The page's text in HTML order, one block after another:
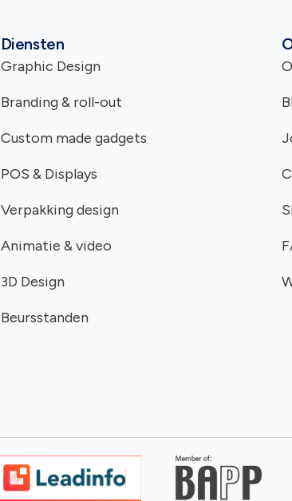
Diensten
Graphic Design
Branding & roll-out
Custom made gadgets
POS & Displays
Verpakking design
Animatie & video
3D Design
Beursstanden